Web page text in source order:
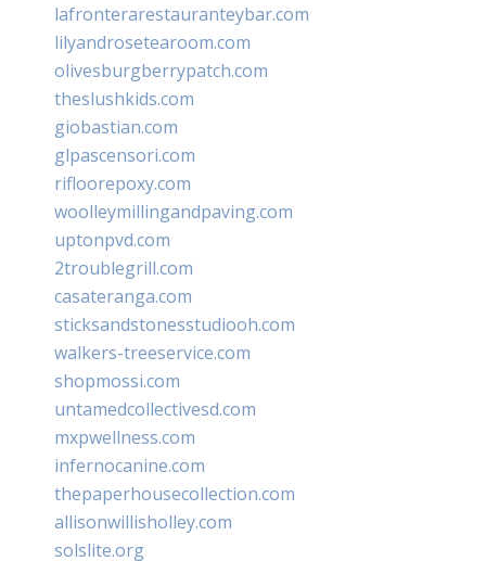
lafronterarestauranteybar.com
lilyandrosetearoom.com
olivesburgberrypatch.com
theslushkids.com
giobastian.com
glpascensori.com
rifloorepoxy.com
woolleymillingandpaving.com
uptonpvd.com
2troublegrill.com
casateranga.com
sticksandstonesstudiooh.com
walkers-treeservice.com
shopmossi.com
untamedcollectivesd.com
mxpwellness.com
infernocanine.com
thepaperhousecollection.com
allisonwillisholley.com
solslite.org